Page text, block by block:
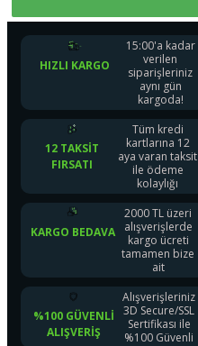
HIZLI KARGO
15:00'a kadar
verilen
siparişleriniz
aynı gün
kargoda!
12 TAKSIT
FIRSATI
Tüm kredi
kartlarına 12
aya varan taksit
ile ödeme
kolaylığı
KARGO BEDAVA
2000 TL üzeri
alışverişlerde
kargo ücreti
tamamen bize
ait
%100 GÜVENLI
ALIŞVERIŞ
Alışverişleriniz
3D Secure/SSL
Sertifikası ile
%100 Güvenli